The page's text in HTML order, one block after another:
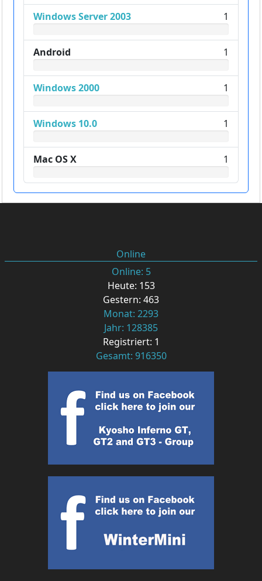
Windows Server 2003 1
Android 1
Windows 2000 1
Windows 10.0 1
Mac OS X 1
Online
Online: 5
Heute: 153
Gestern: 463
Monat: 2293
Jahr: 128385
Registriert: 1
Gesamt: 916350